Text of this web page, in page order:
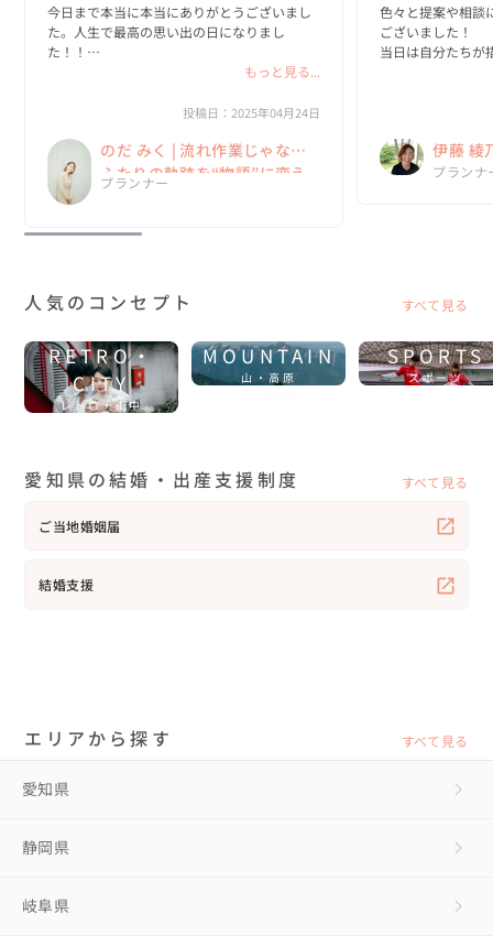
今日まで本当に本当にありがとうございまし
た。人生で最高の思い出の日になりまし
た！！
っとした気持ちから入ったけど、みくさんの
ちを聞いてこの人の元で絶対にあげたい！っ
て強...
もっと見る...
投稿日：2025年04月24日
のだ みく | 流れ作業じゃない
ふたりの軌跡を“物語”に変え
る一日を
プランナー
色々と提案や相談
ございました！
当日は自分たちが
くださり、本当
婚式の...
伊藤 綾
No.1！
プランナ
人気のコンセプト すべて見る
RETRO・
CITY
レトロ・街中
MOUNTAIN
山・高原
SPORTS
スポーツ
愛知県の結婚・出産支援制度 すべて見る
ご当地婚姻届
結婚支援
エリアから探す すべて見る
愛知県
静岡県
岐阜県